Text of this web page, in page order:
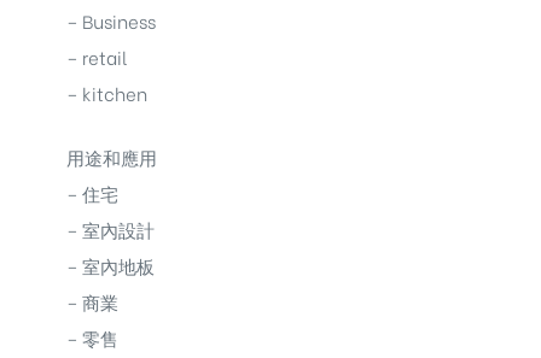
– Business
– retail
– kitchen
用途和應用
– 住宅
– 室內設計
– 室內地板
– 商業
– 零售